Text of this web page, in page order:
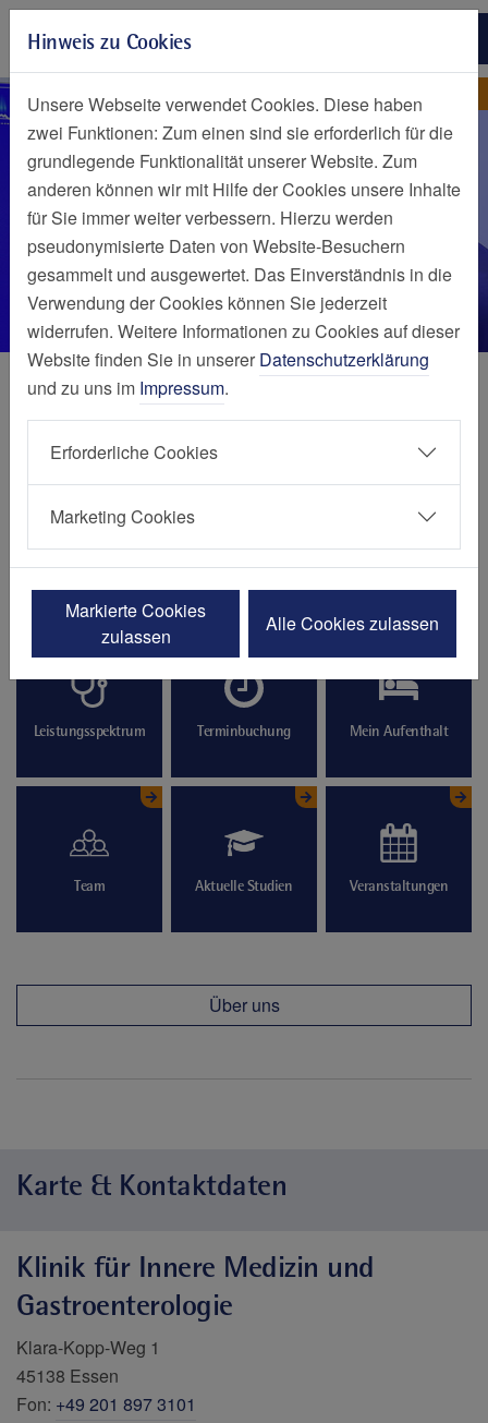
Zur Hauptnavigation springen
Zum Seiteninhalt springen
Zum Seitenende springen
Klinik für Innere Medizin
Elisabeth-Krankenhaus Essen
Kliniken und Zentren
Klinik für Innere Medizin und
Gastroenterologie
Leistungsspektrum Terminbuchung Mein Aufenthalt
Team Aktuelle Studien Veranstaltungen
Über uns
Karte & Kontaktdaten
Klinik für Innere Medizin und
Gastroenterologie
Klara-Kopp-Weg 1
45138 Essen
Fon: +49 201 897 3101
Hinweis zu Cookies
Unsere Webseite verwendet Cookies. Diese haben
zwei Funktionen: Zum einen sind sie erforderlich für die
grundlegende Funktionalität unserer Website. Zum
anderen können wir mit Hilfe der Cookies unsere Inhalte
für Sie immer weiter verbessern. Hierzu werden
pseudonymisierte Daten von Website-Besuchern
gesammelt und ausgewertet. Das Einverständnis in die
Verwendung der Cookies können Sie jederzeit
widerrufen. Weitere Informationen zu Cookies auf dieser
Website finden Sie in unserer Datenschutzerklärung
und zu uns im Impressum.
Erforderliche Cookies
Marketing Cookies
Markierte Cookies
zulassen
Alle Cookies zulassen